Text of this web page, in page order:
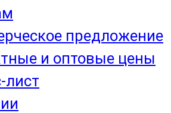
предложение
и оптовые цены
лист